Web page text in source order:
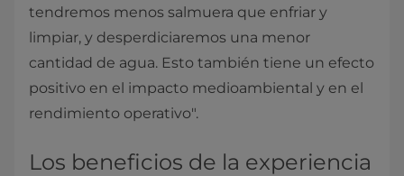
tendremos menos salmuera que enfriar y
limpiar, y desperdiciaremos una menor
cantidad de agua. Esto también tiene un efecto
positivo en el impacto medioambiental y en el
rendimiento operativo".
Los beneficios de la experiencia